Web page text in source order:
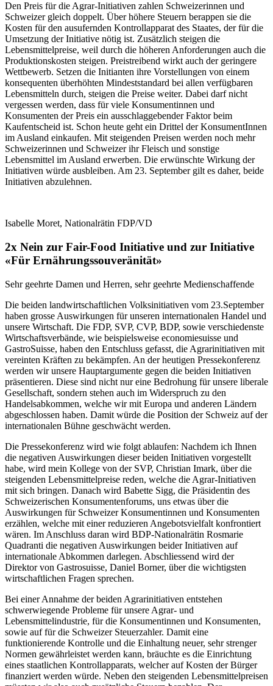
Den Preis für die Agrar-Initiativen zahlen Schweizerinnen und
Schweizer gleich doppelt. Über höhere Steuern berappen sie die
Kosten für den ausufernden Kontrollapparat des Staates, der für die
Umsetzung der Initiative nötig ist. Zusätzlich steigen die
Lebensmittelpreise, weil durch die höheren Anforderungen auch die
Produktionskosten steigen. Preistreibend wirkt auch der geringere
Wettbewerb. Setzen die Initianten ihre Vorstellungen von einem
konsequenten überhöhten Mindeststandard bei allen verfügbaren
Lebensmitteln durch, steigen die Preise weiter. Dabei darf nicht
vergessen werden, dass für viele Konsumentinnen und
Konsumenten der Preis ein ausschlaggebender Faktor beim
Kaufentscheid ist. Schon heute geht ein Drittel der KonsumentInnen
im Ausland einkaufen. Mit steigenden Preisen werden noch mehr
Schweizerinnen und Schweizer ihr Fleisch und sonstige
Lebensmittel im Ausland erwerben. Die erwünschte Wirkung der
Initiativen würde ausbleiben. Am 23. September gilt es daher, beide
Initiativen abzulehnen.
Isabelle Moret, Nationalrätin FDP/VD
2x Nein zur Fair-Food Initiative und zur Initiative
«Für Ernährungssouveränität»
Sehr geehrte Damen und Herren, sehr geehrte Medienschaffende
Die beiden landwirtschaftlichen Volksinitiativen vom 23.September
haben grosse Auswirkungen für unseren internationalen Handel und
unsere Wirtschaft. Die FDP, SVP, CVP, BDP, sowie verschiedenste
Wirtschaftsverbände, wie beispielsweise economiesuisse und
GastroSuisse, haben den Entschluss gefasst, die Agrarinitiativen mit
vereinten Kräften zu bekämpfen. An der heutigen Pressekonferenz
werden wir unsere Hauptargumente gegen die beiden Initiativen
präsentieren. Diese sind nicht nur eine Bedrohung für unsere liberale
Gesellschaft, sondern stehen auch im Widerspruch zu den
Handelsabkommen, welche wir mit Europa und anderen Ländern
abgeschlossen haben. Damit würde die Position der Schweiz auf der
internationalen Bühne geschwächt werden.
Die Pressekonferenz wird wie folgt ablaufen: Nachdem ich Ihnen
die negativen Auswirkungen dieser beiden Initiativen vorgestellt
habe, wird mein Kollege von der SVP, Christian Imark, über die
steigenden Lebensmittelpreise reden, welche die Agrar-Initiativen
mit sich bringen. Danach wird Babette Sigg, die Präsidentin des
Schweizerischen Konsumentenforums, uns etwas über die
Auswirkungen für Schweizer Konsumentinnen und Konsumenten
erzählen, welche mit einer reduzieren Angebotsvielfalt konfrontiert
wären. Im Anschluss daran wird BDP-Nationalrätin Rosmarie
Quadranti die negativen Auswirkungen beider Initiativen auf
internationale Abkommen darlegen. Abschliessend wird der
Direktor von Gastrosuisse, Daniel Borner, über die wichtigsten
wirtschaftlichen Fragen sprechen.
Bei einer Annahme der beiden Agrarinitiativen entstehen
schwerwiegende Probleme für unsere Agrar- und
Lebensmittelindustrie, für die Konsumentinnen und Konsumenten,
sowie auf für die Schweizer Steuerzahler. Damit eine
funktionierende Kontrolle und die Einhaltung neuer, sehr strenger
Normen gewährleistet werden kann, bräuchte es die Einrichtung
eines staatlichen Kontrollapparats, welcher auf Kosten der Bürger
finanziert werden würde. Neben den steigenden Lebensmittelpreisen